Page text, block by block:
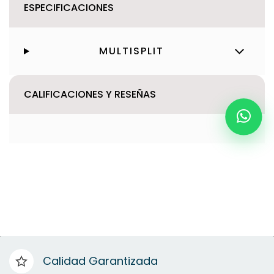
ESPECIFICACIONES
MULTISPLIT
CALIFICACIONES Y RESEÑAS
Calidad Garantizada